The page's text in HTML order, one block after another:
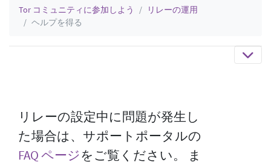
Tor コミュニティに参加しよう
リレーの運用
ヘルプを得る
リレーの設定中に問題が発生し
た場合は、サポートポータルの
FAQ ページをご覧ください。 ま